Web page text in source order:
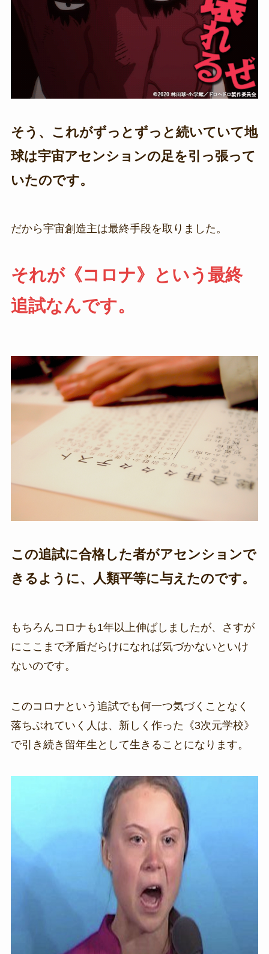
そう、これがずっとずっと続いていて地
球は宇宙アセンションの足を引っ張って
いたのです。
だから宇宙創造主は最終手段を取りました。
それが《コロナ》という最終
追試なんです。
この追試に合格した者がアセンションで
きるように、人類平等に与えたのです。
もちろんコロナも1年以上伸ばしましたが、さすが
にここまで矛盾だらけになれば気づかないといけ
ないのです。
このコロナという追試でも何一つ気づくことなく
落ちぶれていく人は、新しく作った《3次元学校》
で引き続き留年生として生きることになります。